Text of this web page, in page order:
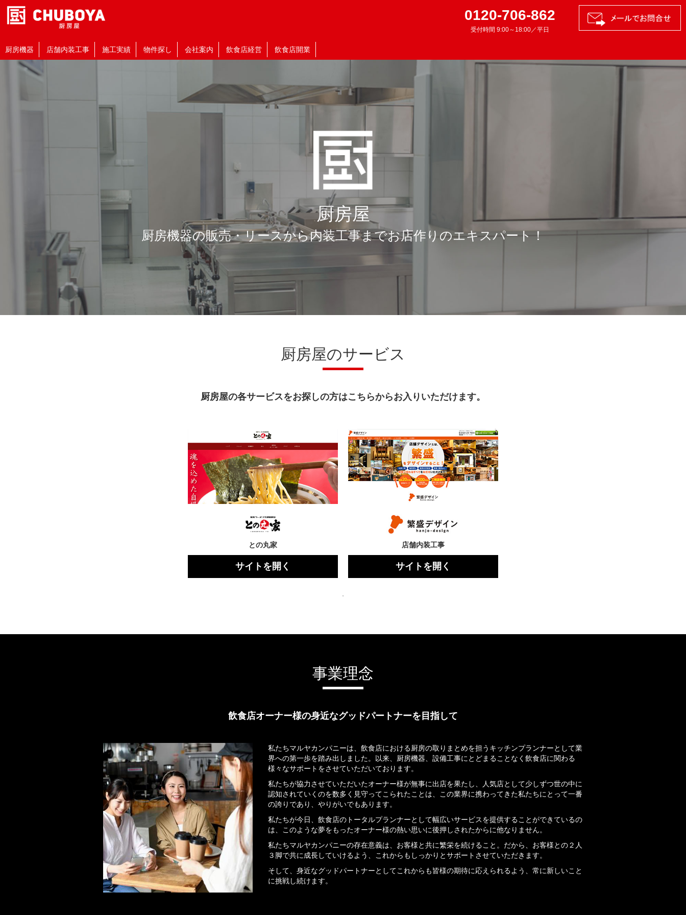
0120-706-862
受付時間 9:00～18:00／平日
厨房機器 店舗内装工事 施工実績 物件探し 会社案内 飲食店経営 飲食店開業
厨房屋
厨房機器の販売・リースから内装工事までお店作りのエキスパート！
厨房屋のサービス
厨房屋の各サービスをお探しの方はこちらからお入りいただけます。
との丸家
サイトを開く
店舗内装工事
サイトを開く
事業理念
飲食店オーナー様の身近なグッドパートナーを目指して
私たちマルヤカンパニーは、飲食店における厨房の取りまとめを担うキッチンプランナーとして業
界への第一歩を踏み出しました。以来、厨房機器、設備工事にとどまることなく飲食店に関わる
様々なサポートをさせていただいております。
私たちが協力させていただいたオーナー様が無事に出店を果たし、人気店として少しずつ世の中に
認知されていくのを数多く見守ってこられたことは、この業界に携わってきた私たちにとって一番
の誇りであり、やりがいでもあります。
私たちが今日、飲食店のトータルプランナーとして幅広いサービスを提供することができているの
は、このような夢をもったオーナー様の熱い思いに後押しされたからに他なりません。
私たちマルヤカンパニーの存在意義は、お客様と共に繁栄を続けること。だから、お客様との２人
３脚で共に成長していけるよう、これからもしっかりとサポートさせていただきます。
そして、身近なグッドパートナーとしてこれからも皆様の期待に応えられるよう、常に新しいこと
に挑戦し続けます。